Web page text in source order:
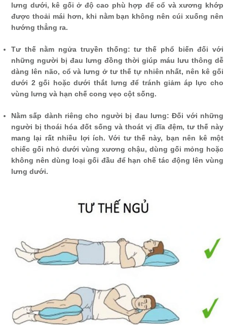
lưng dưới, kê gối ở độ cao phù hợp để cổ và xương khớp
được thoải mái hơn, khi nằm bạn không nên cúi xuống nên
hướng thẳng ra.
Tư thế nằm ngửa truyền thống: tư thế phổ biến đối với
những người bị đau lưng đồng thời giúp máu lưu thông dễ
dàng lên não, cổ và lưng ở tư thế tự nhiên nhất, nên kê gối
dưới 2 gối hoặc dưới thắt lưng để tránh giảm áp lực cho
vùng lưng và hạn chế cong vẹo cột sống.
Nằm sấp dành riêng cho người bị đau lưng: Đối với những
người bị thoái hóa đốt sống và thoát vị đĩa đệm, tư thế này
mang lại rất nhiều lợi ích. Với tư thế này, bạn nên kê một
chiếc gối nhỏ dưới vùng xương chậu, dùng gối mỏng hoặc
không nên dùng loại gối đầu để hạn chế tác động lên vùng
lưng dưới.